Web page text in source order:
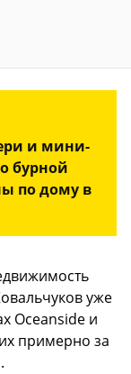
и мини-
бурной
по дому в
уже
Oceanside и
примерно за